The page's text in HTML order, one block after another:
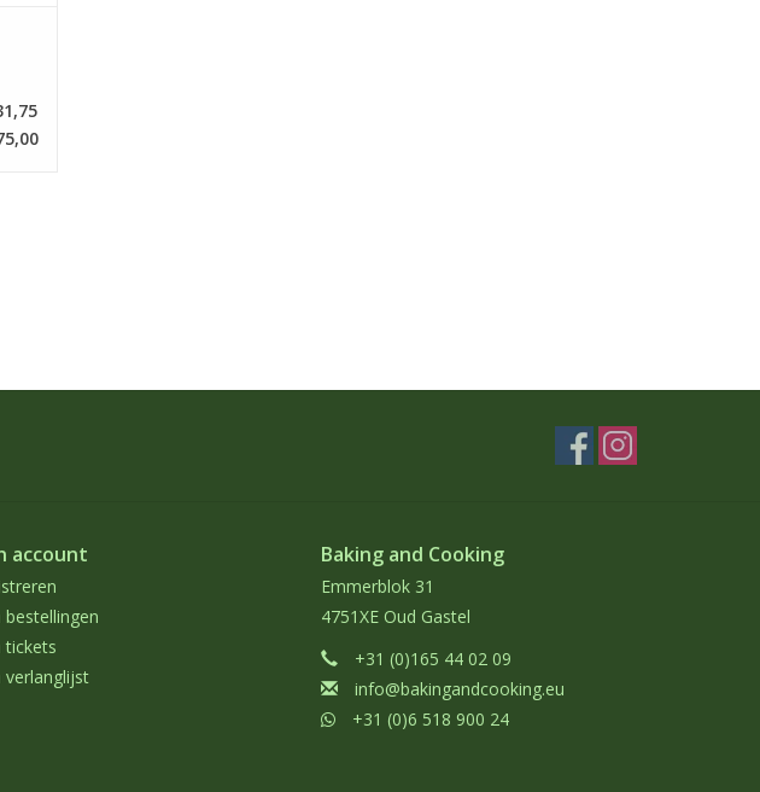
account
bestellingen
tickets
verlanglijst
Baking and Cooking
Emmerblok 31
4751XE Oud Gastel
+31 (0)165 44 02 09
info@bakingandcooking.eu
+31 (0)6 518 900 24